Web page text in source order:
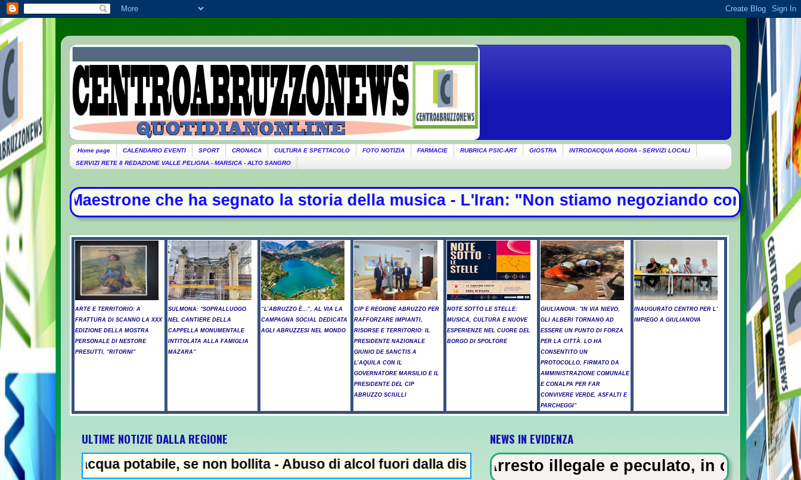
Home page CALENDARIO EVENTI SPORT CRONACA CULTURA E SPETTACOLO FOTO NOTIZIA FARMACIE RUBRICA PSIC-ART GIOSTRA
INTRODACQUA AGORA - SERVIZI LOCALI
SERVIZI RETE 8 REDAZIONE VALLE PELIGNA - MARSICA - ALTO SANGRO
segnato la storia della musica - L'Iran: "Non stiamo negoziando con gli Usa su Hormuz, solo
ARTE E TERRITORIO: A
FRATTURA DI SCANNO LA XXX
EDIZIONE DELLA MOSTRA
PERSONALE DI NESTORE
PRESUTTI, "RITORNI"
SULMONA: "SOPRALLUOGO
NEL CANTIERE DELLA
CAPPELLA MONUMENTALE
INTITOLATA ALLA FAMIGLIA
MAZARA"
“L’ABRUZZO È…”, AL VIA LA
CAMPAGNA SOCIAL DEDICATA
AGLI ABRUZZESI NEL MONDO
CIP E REGIONE ABRUZZO PER
RAFFORZARE IMPIANTI,
RISORSE E TERRITORIO: IL
PRESIDENTE NAZIONALE
GIUNIO DE SANCTIS A
L’AQUILA CON IL
GOVERNATORE MARSILIO E IL
PRESIDENTE DEL CIP
ABRUZZO SCIULLI
NOTE SOTTO LE STELLE:
MUSICA, CULTURA E NUOVE
ESPERIENZE NEL CUORE DEL
BORGO DI SPOLTORE
GIULIANOVA: "IN VIA NIEVO,
GLI ALBERI TORNANO AD
ESSERE UN PUNTO DI FORZA
PER LA CITTÀ. LO HA
CONSENTITO UN
PROTOCOLLO, FIRMATO DA
AMMINISTRAZIONE COMUNALE
E CONALPA PER FAR
CONVIVERE VERDE, ASFALTI E
PARCHEGGI"
INAUGURATO CENTRO PER L'
IMPIEGO A GIULIANOVA
ULTIME NOTIZIE DALLA REGIONE
potabile, se non bollita - Abuso di alcol fuori dalla discoteca, minorenni intossicati a Pescara - Il vento riaccende il rogo
NEWS IN EVIDENZA
NEWS IN EVIDENZA - Arresto illegale e peculato, in carcere 5 vigili urbani a